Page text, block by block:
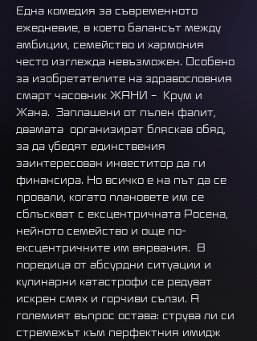
Една комедия за съвременното
ежедневие, в което балансът между
амбиции, семейство и хармония
често изглежда невъзможен. Особено
за изобретателите на здравословния
смарт часовник ЖАНИ –  Крум и
Жана.  Заплашени от пълен фалит,
двамата  организират бляскав обяд,
за да убедят единствения
заинтересован инвеститор да ги
финансира. Но всичко е на път да се
провали, когато плановете им се
сблъскват с ексцентричната Росена,
нейното семейство и още по-
ексцентричните им вярвания.  В
поредица от абсурдни ситуации и
кулинарни катастрофи се редуват
искрен смях и горчиви сълзи. А
големият въпрос остава: струва ли си
стремежът към перфектния имидж